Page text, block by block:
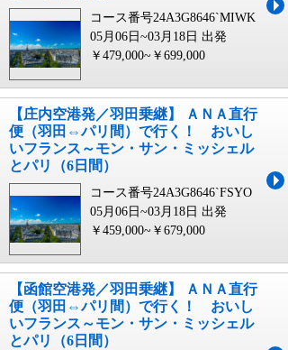
コース番号24A3G8646`MIWK
05月06日~03月18日 出発
￥479,000~￥699,000
【庄内空港発／羽田乗継】 ＡＮＡ直行
便（羽田⇔パリ間）で行く！ おいし
いフランス～モン・サン・ミッシェル
とパリ（6日間）
コース番号24A3G8646`FSYO
05月06日~03月18日 出発
￥459,000~￥679,000
【函館空港発／羽田乗継】 ＡＮＡ直行
便（羽田⇔パリ間）で行く！ おいし
いフランス～モン・サン・ミッシェル
とパリ（6日間）